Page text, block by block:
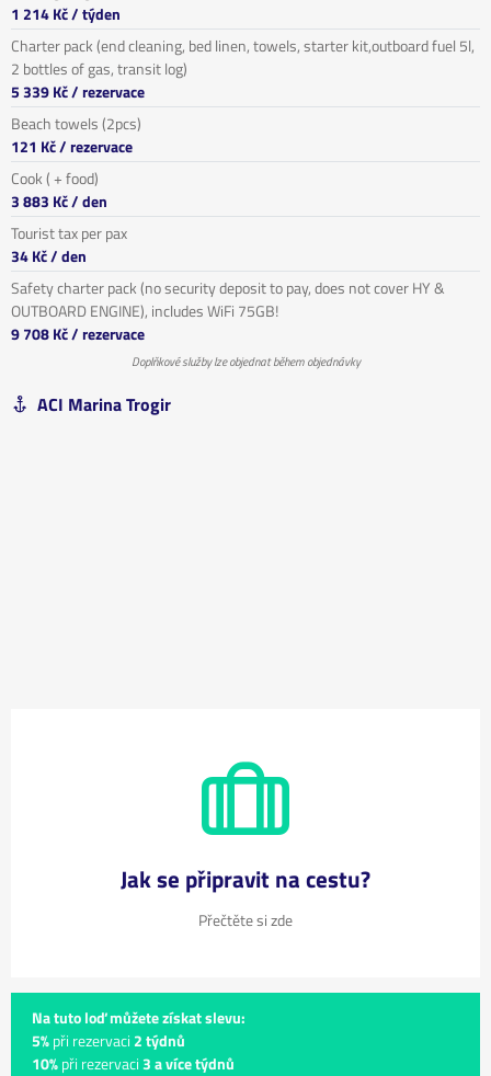
1 214 Kč/ týden
Charter pack (end cleaning, bed linen, towels, starter kit,outboard fuel 5l,
2 bottles of gas, transit log)
5 339 Kč/ rezervace
Beach towels (2pcs)
121 Kč/ rezervace
Cook ( + food)
3 883 Kč/ den
Tourist tax per pax
34 Kč/ den
Safety charter pack (no security deposit to pay, does not cover HY &
OUTBOARD ENGINE), includes WiFi 75GB!
9 708 Kč/ rezervace
Doplňkové služby lze objednat během objednávky
ACI Marina Trogir
Jak se připravit na cestu?
Přečtěte si zde
Na tuto loď můžete získat slevu:
5%při rezervaci 2 týdnů
10%při rezervaci3 a více týdnů